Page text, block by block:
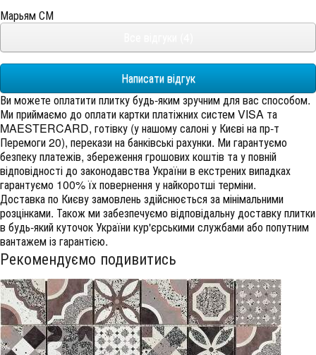
Марьям СМ
Написати відгук
Ви можете оплатити плитку будь-яким зручним для вас способом.
Ми приймаємо до оплати картки платіжних систем VISA та
MAESTERCARD, готівку (у нашому салоні у Києві на пр-т
Перемоги 20), перекази на банківські рахунки. Ми гарантуємо
безпеку платежів, збереження грошових коштів та у повній
відповідності до законодавства України в екстрених випадках
гарантуємо 100% їх повернення у найкоротші терміни.
Доставка по Києву замовлень здійснюється за мінімальними
розцінками. Також ми забезпечуємо відповідальну доставку плитки
в будь-який куточок України кур'єрськими службами або попутним
вантажем із гарантією.
Рекомендуємо подивитись